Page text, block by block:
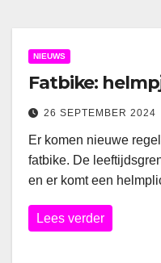
NIEUWS
Fatbike:
26 SEPTEMBER 2024
Er komen nieuwe
fatbike. De
en er komt een
Lees verder